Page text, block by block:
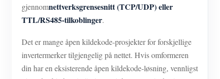
gjennomnettverksgrensesnitt (TCP/UDP) eller
TTL/RS485-tilkoblinger.
Det er mange åpen kildekode-prosjekter for forskjellige
invertermerker tilgjengelig på nettet. Hvis omformeren
din har en eksisterende åpen kildekode-løsning, vennligst